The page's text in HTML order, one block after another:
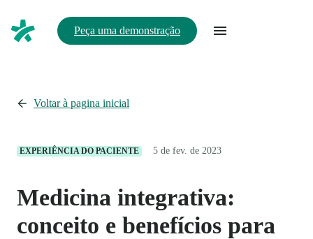
Peça uma demonstração
Voltar à pagina inicial
EXPERIÊNCIA DO PACIENTE 5 de fev. de 2023
Medicina integrativa:
conceito e benefícios para